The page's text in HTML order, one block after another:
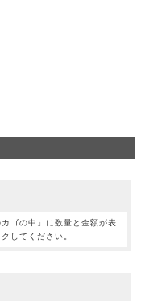
ゴの中」に数量と金額が表
してください。